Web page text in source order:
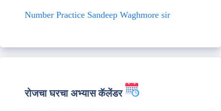
Number Practice Sandeep Waghmore sir
रोजचा घरचा अभ्यास कॅलेंडर